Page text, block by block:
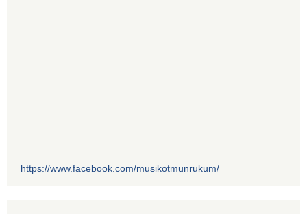
https://www.facebook.com/musikotmunrukum/